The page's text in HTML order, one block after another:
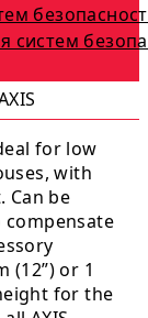
систем
for low
with
Can be
(12”) or 1
for the